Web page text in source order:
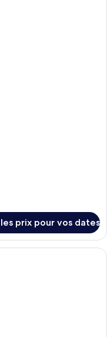
prix pour vos dates